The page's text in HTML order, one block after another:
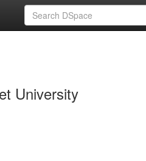
University